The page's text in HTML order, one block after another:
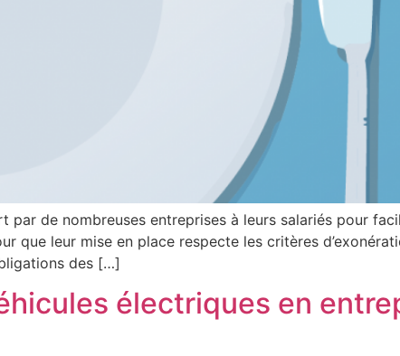
de nombreuses entreprises à leurs salariés pour
que leur mise en place respecte les critères
des […]
électriques en